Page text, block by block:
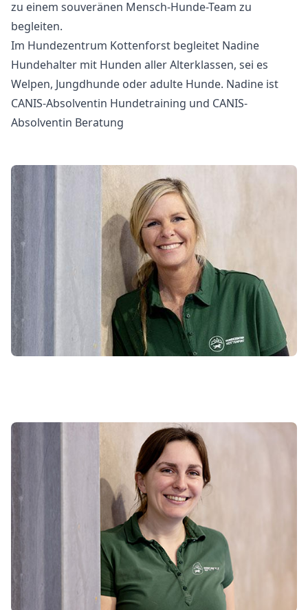
zu einem souveränen Mensch-Hunde-Team zu
begleiten.
Im Hundezentrum Kottenforst begleitet Nadine
Hundehalter mit Hunden aller Alterklassen, sei es
Welpen, Jungdhunde oder adulte Hunde. Nadine ist
CANIS-Absolventin Hundetraining und CANIS-
Absolventin Beratung